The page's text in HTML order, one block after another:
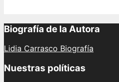
Biografía de la Autora
Lidia Carrasco Biografía
Nuestras políticas